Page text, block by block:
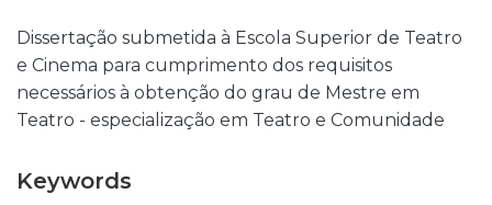
Dissertação submetida à Escola Superior de Teatro
e Cinema para cumprimento dos requisitos
necessários à obtenção do grau de Mestre em
Teatro - especialização em Teatro e Comunidade
Keywords